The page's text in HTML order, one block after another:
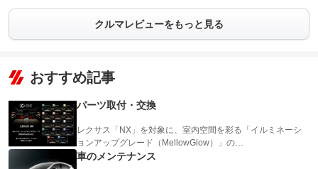
クルマレビューをもっと見る
おすすめ記事
パーツ取付・交換
レクサス「NX」を対象に、室内空間を彩る「イルミネーシ
ョンアップグレード（MellowGlow）」の…
車のメンテナンス